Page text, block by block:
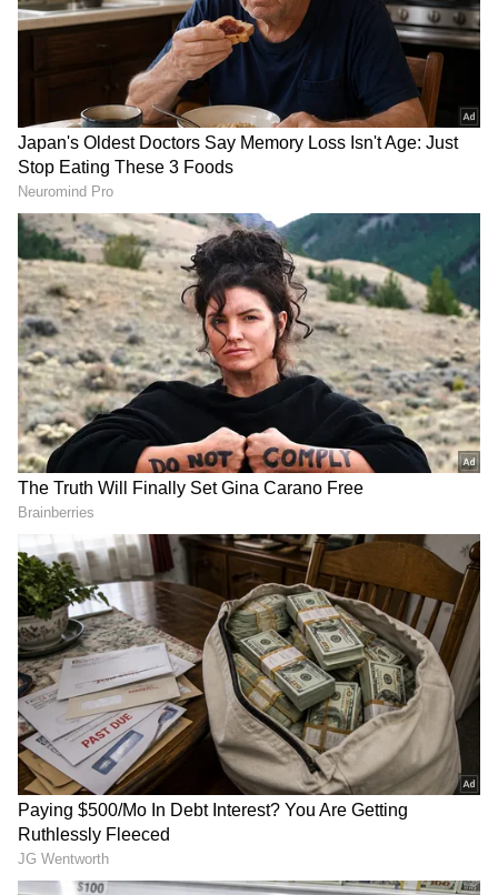
ఎలాంటి బజ్ క్రియేట్ చేయలేకపోయింది. క్రిటిక్స్ నుంచి,
ప్రేక్షకుల నుంచి ఈ చిత్రానికి సరైన స్పందన రాలేదు.
గూగుల్‌లో ఆసక్తికరమైన సమాచారం కోసం ఏసియానెట్ తెలుగు
ను మీ ఫ్రిఫర్డ్ సోర్స్ గా ఎంచుకోండి
2
8
సమంత నటించిన అసలైన చిత్రాలు త్వరలో రిలీజ్ కు రెడీ
అవుతున్నాయి. పాన్ ఇండియా మూవీ 'యశోద' ఆగస్టులో
రిలీజ్ కి రెడీ అవుతోంది. అలాగే పౌరాణిక చిత్రం శాకుంతలం